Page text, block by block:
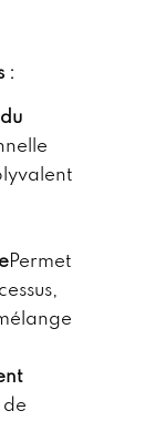
:
Permet
de